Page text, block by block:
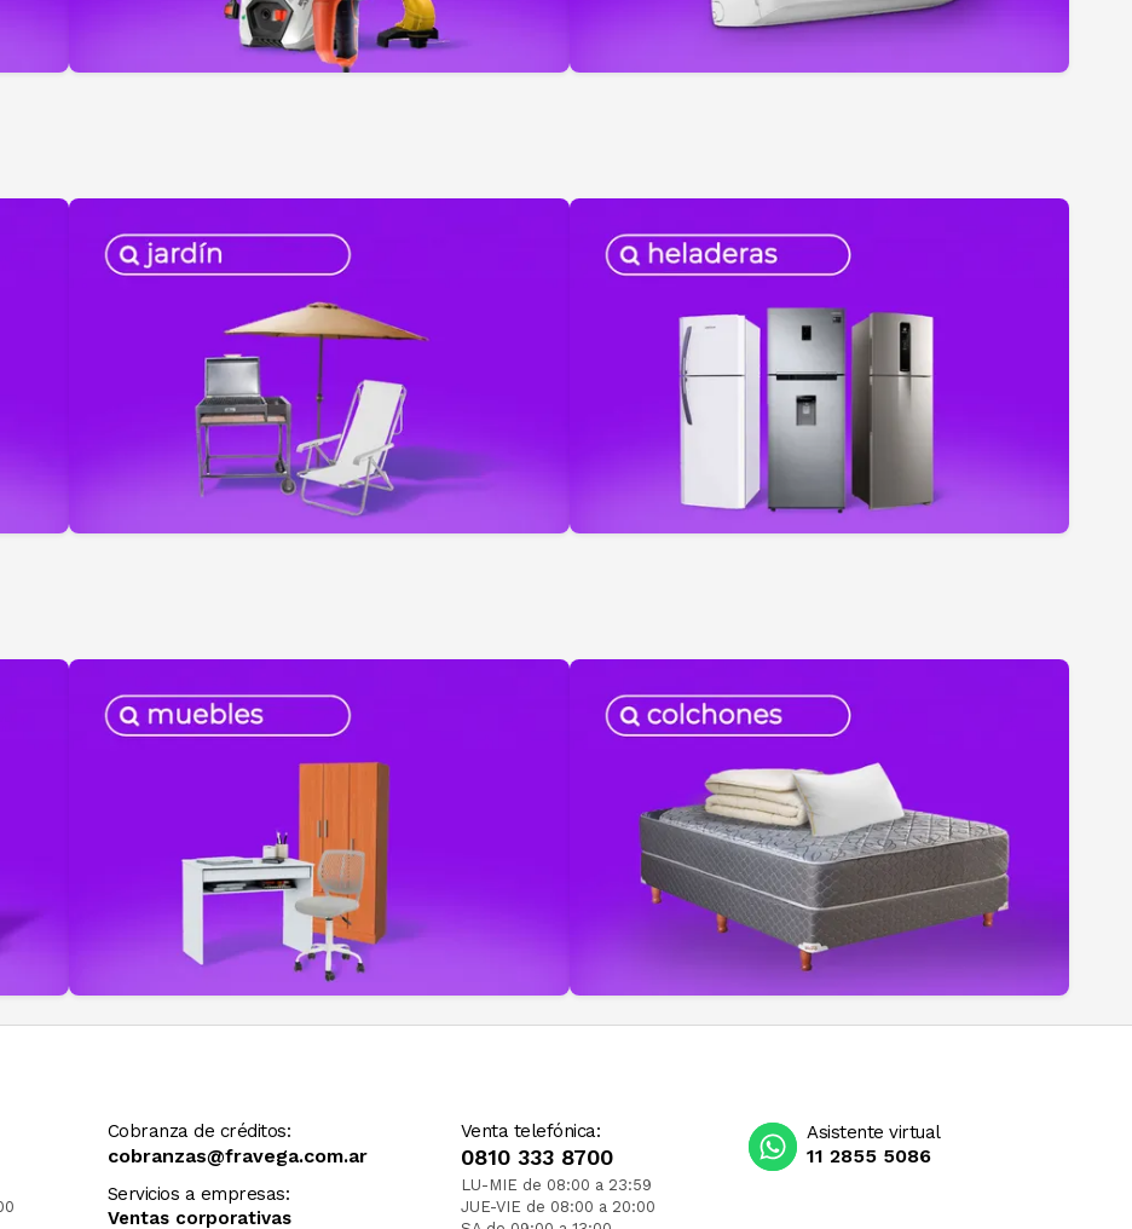
Cobranza de créditos:
cobranzas@fravega.com.ar
Servicios a empresas:
Ventas corporativas
Venta telefónica:
0810 333 8700
LU-MIE de 08:00 a 23:59
JUE-VIE de 08:00 a 20:00
Asistente virtual
11 2855 5086